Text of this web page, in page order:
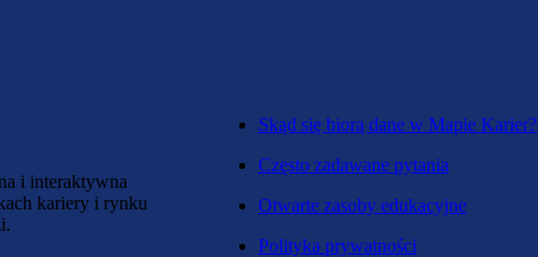
i interaktywna
kariery i rynku
Skąd się biorą dane w Mapie Karier?
Często zadawane pytania
Otwarte zasoby edukacyjne
Polityka prywatności